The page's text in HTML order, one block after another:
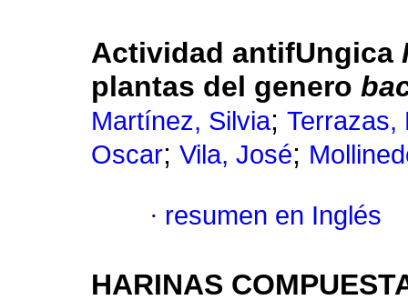
Actividad antifUngica
plantas del genero
Martínez, Silvia; Terrazas,
Oscar; Vila, José;
· resumen en Inglés
HARINAS